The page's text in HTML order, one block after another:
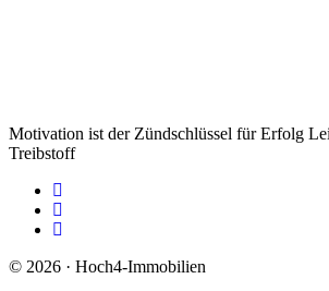
Motivation ist der Zündschlüssel für Erfolg
Treibstoff
© 2026 · Hoch4-Immobilien